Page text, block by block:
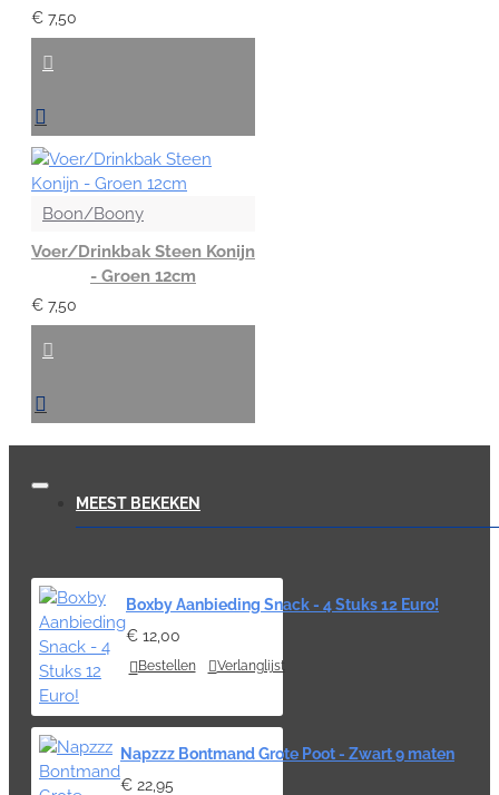
€ 7,50
Boon/Boony
Voer/Drinkbak Steen Konijn
- Groen 12cm
€ 7,50
MEEST BEKEKEN
Boxby Aanbieding Snack - 4 Stuks 12 Euro!
€ 12,00
Bestellen Verlanglijst
Napzzz Bontmand Grote Poot - Zwart 9 maten
€ 22,95